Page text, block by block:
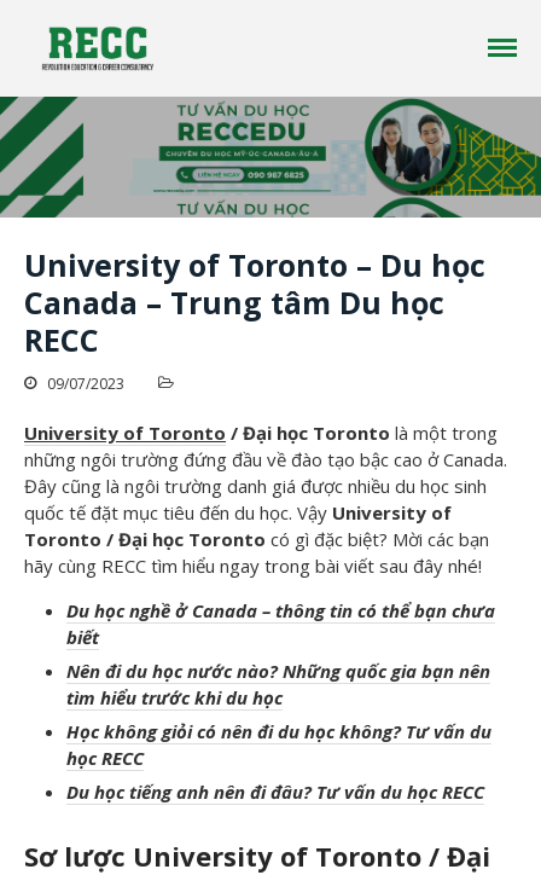
Du học
Tư vấn Du Học - Reccedu | Du học
Úc, Mỹ, Canada, New Zealand uy
tín tại Việt Nam
Công ty tư vấn du học RECC EDUCATION là một
kinh nghiệm trong lĩnh vực du học ở nhiều
quốc gia trên thế giới
University of Toronto – Du học
Canada – Trung tâm Du học
RECC
09/07/2023
University of Toronto / Đại học Toronto là một trong
những ngôi trường đứng đầu về đào tạo bậc cao ở Canada.
Đây cũng là ngôi trường danh giá được nhiều du học sinh
quốc tế đặt mục tiêu đến du học. Vậy University of
Toronto / Đại học Toronto có gì đặc biệt? Mời các bạn
hãy cùng RECC tìm hiểu ngay trong bài viết sau đây nhé!
Du học nghề ở Canada – thông tin có thể bạn chưa
biết
Nên đi du học nước nào? Những quốc gia bạn nên
tìm hiểu trước khi du học
Học không giỏi có nên đi du học không? Tư vấn du
học RECC
Du học tiếng anh nên đi đâu? Tư vấn du học RECC
Sơ lược University of Toronto / Đại